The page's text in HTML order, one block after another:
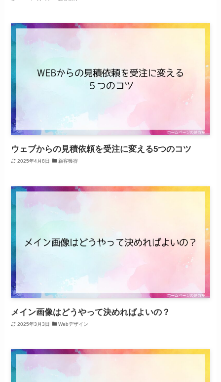
ウェブからの見積依頼を受注に変える5つのコツ
2025年4月8日 顧客獲得
メイン画像はどうやって決めればよいの？
2025年3月3日 Webデザイン